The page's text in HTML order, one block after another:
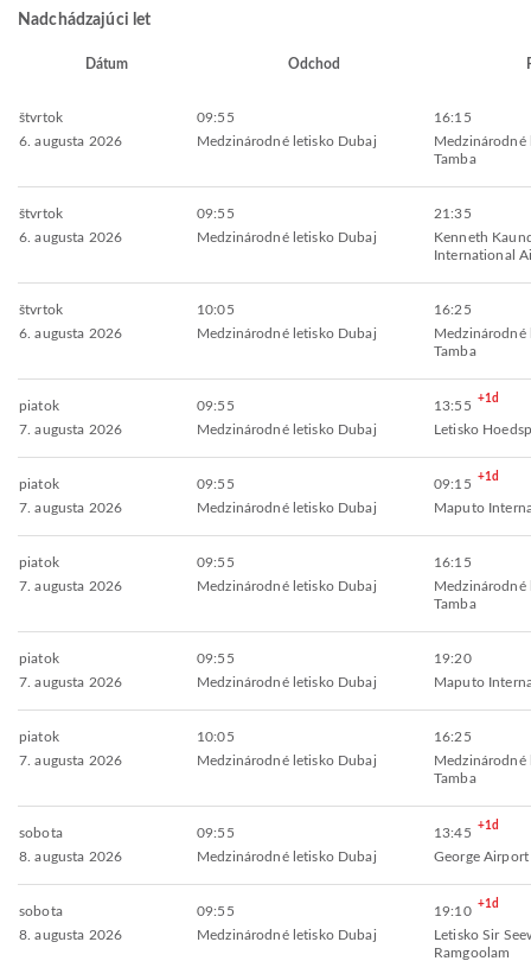
Nadchádzajúci let
Dátum Odchod
štvrtok
6. augusta 2026
09:55
Medzinárodné letisko Dubaj
16:15
Medzinárodné
Tamba
štvrtok
6. augusta 2026
09:55
Medzinárodné letisko Dubaj
21:35
Kenneth
International
štvrtok
6. augusta 2026
10:05
Medzinárodné letisko Dubaj
16:25
Medzinárodné
Tamba
piatok
7. augusta 2026
09:55
Medzinárodné letisko Dubaj
13:55 +1d
Letisko
piatok
7. augusta 2026
09:55
Medzinárodné letisko Dubaj
09:15 +1d
Maputo
piatok
7. augusta 2026
09:55
Medzinárodné letisko Dubaj
16:15
Medzinárodné
Tamba
piatok
7. augusta 2026
09:55
Medzinárodné letisko Dubaj
19:20
Maputo
piatok
7. augusta 2026
10:05
Medzinárodné letisko Dubaj
16:25
Medzinárodné
Tamba
sobota
8. augusta 2026
09:55
Medzinárodné letisko Dubaj
13:45 +1d
George Airport
sobota
8. augusta 2026
09:55
Medzinárodné letisko Dubaj
19:10 +1d
Letisko Sir
Ramgoolam